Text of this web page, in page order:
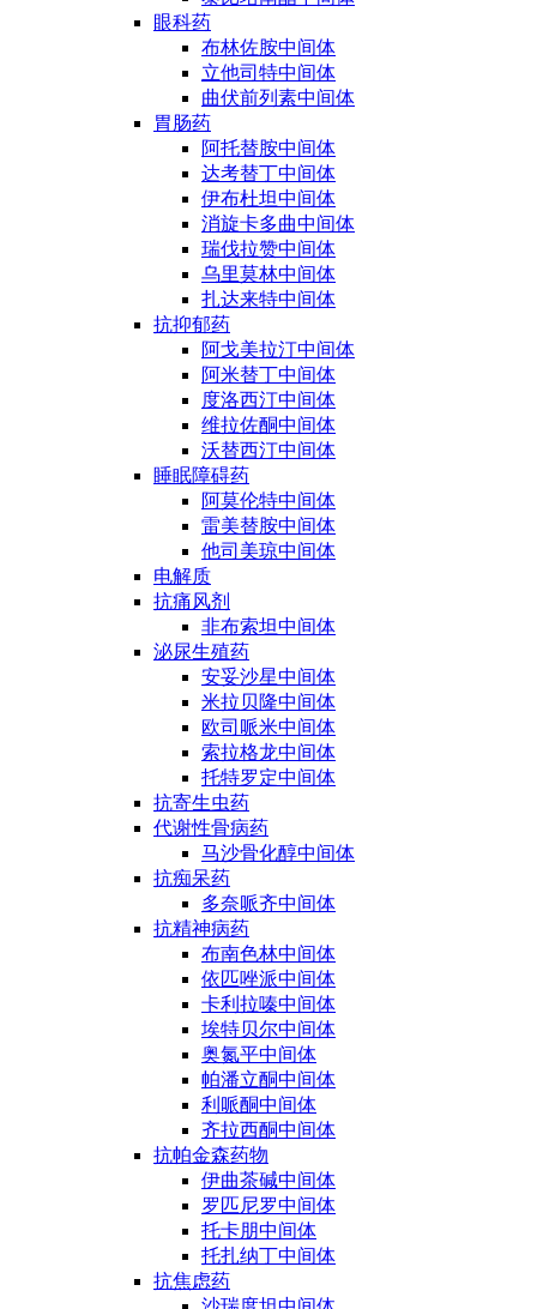
眼科药
布林佐胺中间体
立他司特中间体
曲伏前列素中间体
胃肠药
阿托替胺中间体
达考替丁中间体
伊布杜坦中间体
消旋卡多曲中间体
瑞伐拉赞中间体
乌里莫林中间体
扎达来特中间体
抗抑郁药
阿戈美拉汀中间体
阿米替丁中间体
度洛西汀中间体
维拉佐酮中间体
沃替西汀中间体
睡眠障碍药
阿莫伦特中间体
雷美替胺中间体
他司美琼中间体
电解质
抗痛风剂
非布索坦中间体
泌尿生殖药
安妥沙星中间体
米拉贝隆中间体
欧司哌米中间体
索拉格龙中间体
托特罗定中间体
抗寄生虫药
代谢性骨病药
马沙骨化醇中间体
抗痴呆药
多奈哌齐中间体
抗精神病药
布南色林中间体
依匹唑派中间体
卡利拉嗪中间体
埃特贝尔中间体
奥氮平中间体
帕潘立酮中间体
利哌酮中间体
齐拉西酮中间体
抗帕金森药物
伊曲茶碱中间体
罗匹尼罗中间体
托卡朋中间体
托扎纳丁中间体
抗焦虑药